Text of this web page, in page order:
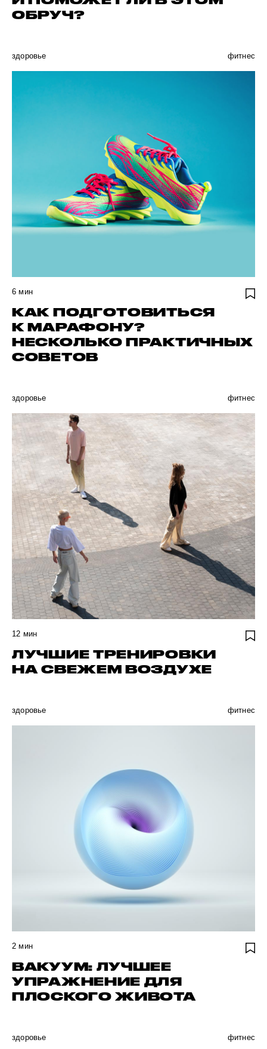
ОБРУЧ?
здоровье фитнес
6 мин
КАК ПОДГОТОВИТЬСЯ
К МАРАФОНУ?
НЕСКОЛЬКО ПРАКТИЧНЫХ
СОВЕТОВ
здоровье фитнес
12 мин
ЛУЧШИЕ ТРЕНИРОВКИ
НА СВЕЖЕМ ВОЗДУХЕ
здоровье фитнес
2 мин
ВАКУУМ: ЛУЧШЕЕ
УПРАЖНЕНИЕ ДЛЯ
ПЛОСКОГО ЖИВОТА
здоровье фитнес